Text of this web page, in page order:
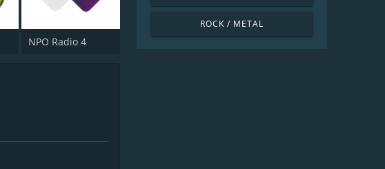
NPO Radio 4
ROCK / METAL